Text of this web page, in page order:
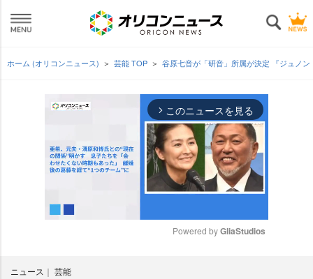
ホーム (オリコンニュース) 芸能 TOP 谷原七音が「研音」所属が決定 『ジュノ
arrow_forward_ios このニュースを見る
Powered by GliaStudios
ニュース 芸能